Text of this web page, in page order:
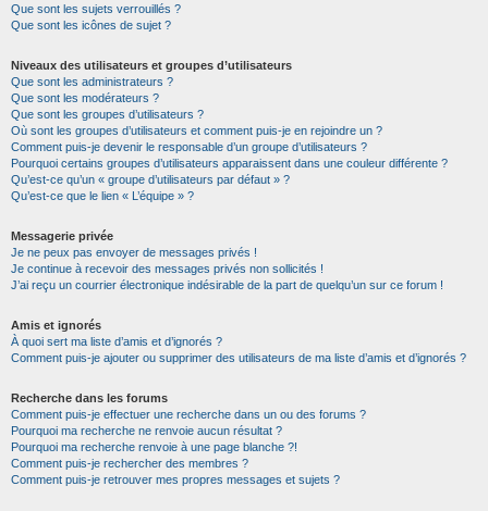
Que sont les sujets verrouillés ?
Que sont les icônes de sujet ?
Niveaux des utilisateurs et groupes d’utilisateurs
Que sont les administrateurs ?
Que sont les modérateurs ?
Que sont les groupes d’utilisateurs ?
Où sont les groupes d’utilisateurs et comment puis-je en rejoindre un ?
Comment puis-je devenir le responsable d’un groupe d’utilisateurs ?
Pourquoi certains groupes d’utilisateurs apparaissent dans une couleur différente ?
Qu’est-ce qu’un « groupe d’utilisateurs par défaut » ?
Qu’est-ce que le lien « L’équipe » ?
Messagerie privée
Je ne peux pas envoyer de messages privés !
Je continue à recevoir des messages privés non sollicités !
J’ai reçu un courrier électronique indésirable de la part de quelqu’un sur ce forum !
Amis et ignorés
À quoi sert ma liste d’amis et d’ignorés ?
Comment puis-je ajouter ou supprimer des utilisateurs de ma liste d’amis et d’ignorés ?
Recherche dans les forums
Comment puis-je effectuer une recherche dans un ou des forums ?
Pourquoi ma recherche ne renvoie aucun résultat ?
Pourquoi ma recherche renvoie à une page blanche ?!
Comment puis-je rechercher des membres ?
Comment puis-je retrouver mes propres messages et sujets ?